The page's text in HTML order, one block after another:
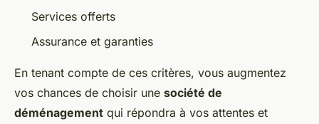
Services offerts
Assurance et garanties
En tenant compte de ces critères, vous augmentez
vos chances de choisir une société de
déménagement qui répondra à vos attentes et